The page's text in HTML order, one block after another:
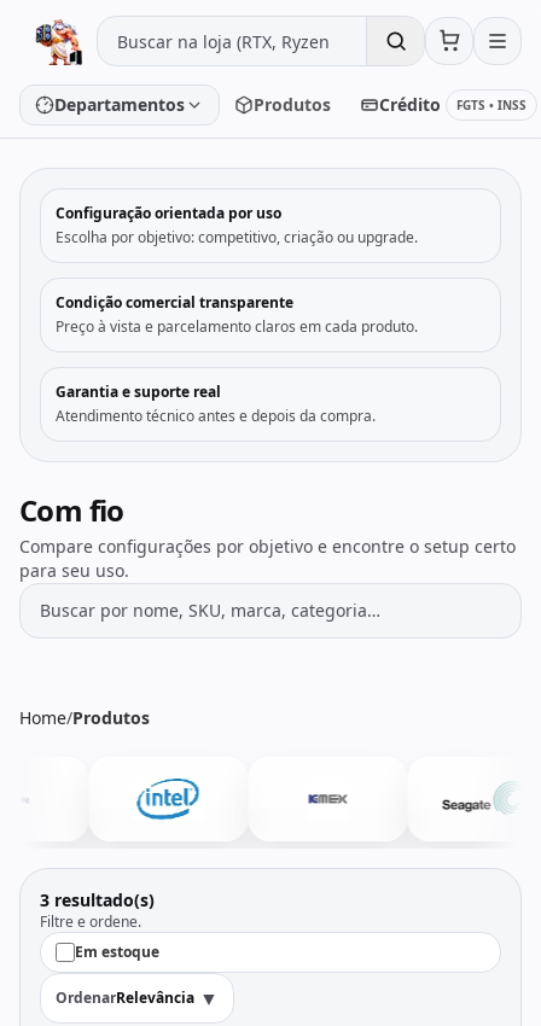
Pular para o conteúdo
Departamentos
Placa de vídeo
Placa-mãe Memória
SSD/HD Periféricos
PC Gamer Notebooks
Todos os produtos Seleções
Atendimento
Produtos Crédito FGTS • INSS
‹ ›
Configuração orientada por uso
Escolha por objetivo: competitivo, criação ou upgrade.
Condição comercial transparente
Preço à vista e parcelamento claros em cada produto.
Garantia e suporte real
Atendimento técnico antes e depois da compra.
Com fio
Compare configurações por objetivo e encontre o setup certo
para seu uso.
Home/Produtos
3 resultado(s)
Filtre e ordene.
Em estoque
OrdenarRelevância ▼